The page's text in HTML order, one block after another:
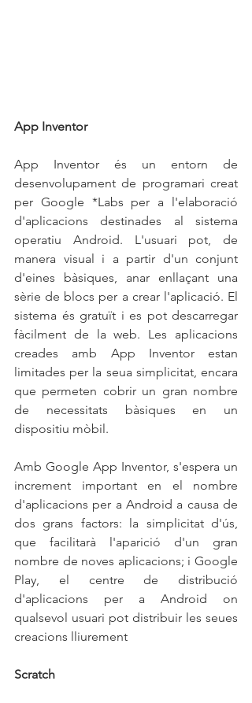
App Inventor
App Inventor és un entorn de
desenvolupament de programari creat
per Google *Labs per a l'elaboració
d'aplicacions destinades al sistema
operatiu Android. L'usuari pot, de
manera visual i a partir d'un conjunt
d'eines bàsiques, anar enllaçant una
sèrie de blocs per a crear l'aplicació. El
sistema és gratuït i es pot descarregar
fàcilment de la web. Les aplicacions
creades amb App Inventor estan
limitades per la seua simplicitat, encara
que permeten cobrir un gran nombre
de necessitats bàsiques en un
dispositiu mòbil.
Amb Google App Inventor, s'espera un
increment important en el nombre
d'aplicacions per a Android a causa de
dos grans factors: la simplicitat d'ús,
que facilitarà l'aparició d'un gran
nombre de noves aplicacions; i Google
Play, el centre de distribució
d'aplicacions per a Android on
qualsevol usuari pot distribuir les seues
creacions lliurement
Scratch